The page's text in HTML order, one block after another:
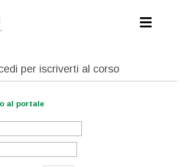
per iscriverti al corso
al portale